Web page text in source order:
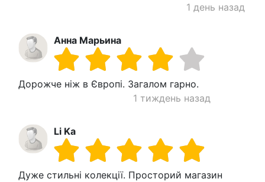
1 день назад
Анна Марьина
Дорожче ніж в Європі. Загалом гарно.
1 тиждень назад
Li Ka
Дуже стильні колекції. Просторий магазин